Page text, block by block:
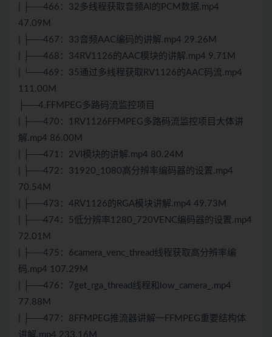
| ├──466：32多线程获取音频AI的PCM数据.mp4
47.09M
| ├──467：33音频AAC编码的讲解.mp4 29.26M
| ├──468：34RV1126的AAC模块的讲解.mp4 9.71M
| └──469：35通过多线程获取RV1126的AAC码流.mp4
111.00M
├──4.FFMPEG多路码流监控项目
| ├──470：1RV1126FFMPEG多路码流监控项目大体讲
解.mp4 86.00M
| ├──471：2VI模块的讲解.mp4 80.24M
| ├──472：31920_1080高分辨率编码器的设置.mp4
70.54M
| ├──473：4RV1126的RGA模块讲解.mp4 49.73M
| ├──474：5低分辨率1280_720VENC编码器的设置.mp4
72.01M
| ├──475：6camera_venc_thread线程获取高分辨率编
码.mp4 107.29M
| ├──476：7get_rga_thread线程和low_camera_.mp4
77.88M
| ├──477：8FFMPEG推流器讲解一FFMPEG重要结构体
讲解.mp4 233.16M